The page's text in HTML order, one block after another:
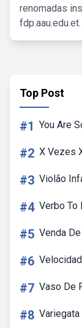
renomadas
fdp.aau.edu.et.
Top Post
#1 You Are
#2 X Vezes
#3 Violão
#4 Verbo To
#5 Venda
#6
#7 Vaso De
#8